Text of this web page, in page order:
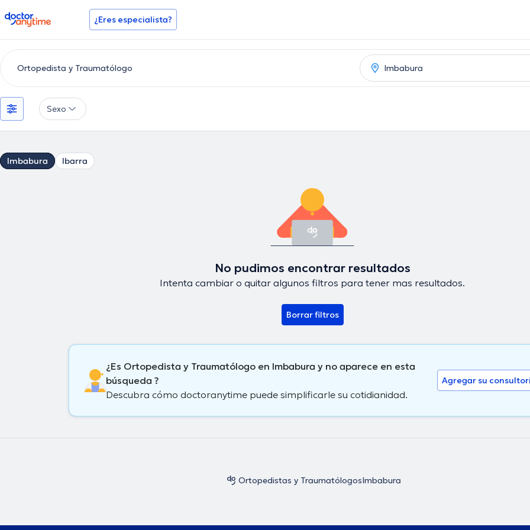
doctoranytime ¿Eres especialista?
Sexo
Imbabura Ibarra
No pudimos encontrar resultados
Intenta cambiar o quitar algunos filtros para tener mas resultados.
Borrar filtros
¿Es Ortopedista y Traumatólogo en Imbabura y no aparece en esta
búsqueda ?
Descubra cómo doctoranytime puede simplificarle su cotidianidad.
Agregar su
Ortopedistas y TraumatólogosImbabura